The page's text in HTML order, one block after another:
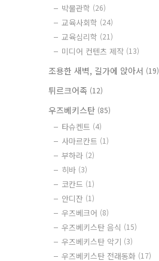
박물관학 (26)
교육사회학 (24)
교육심리학 (21)
미디어 컨텐츠 제작 (13)
조용한 새벽, 길가에 앉아서 (19)
튀르크어족 (12)
우즈베키스탄 (85)
타슈켄트 (4)
사마르칸트 (1)
부하라 (2)
히바 (3)
코칸드 (1)
안디잔 (1)
우즈베크어 (8)
우즈베키스탄 음식 (15)
우즈베키스탄 악기 (3)
우즈베키스탄 전래동화 (17)